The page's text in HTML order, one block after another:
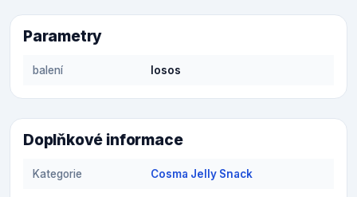
Parametry
balení losos
Doplňkové informace
Kategorie Cosma Jelly Snack